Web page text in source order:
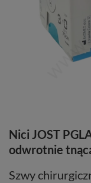
Nici JOST
odwrotnie
Szwy